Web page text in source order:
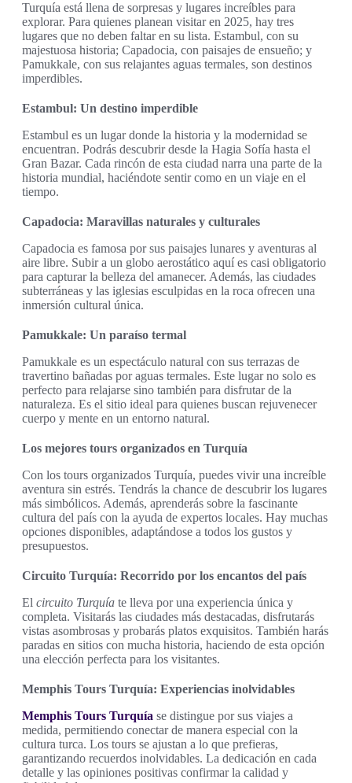
Turquía está llena de sorpresas y lugares increíbles para
explorar. Para quienes planean visitar en 2025, hay tres
lugares que no deben faltar en su lista. Estambul, con su
majestuosa historia; Capadocia, con paisajes de ensueño; y
Pamukkale, con sus relajantes aguas termales, son destinos
imperdibles.
Estambul: Un destino imperdible
Estambul es un lugar donde la historia y la modernidad se
encuentran. Podrás descubrir desde la Hagia Sofía hasta el
Gran Bazar. Cada rincón de esta ciudad narra una parte de la
historia mundial, haciéndote sentir como en un viaje en el
tiempo.
Capadocia: Maravillas naturales y culturales
Capadocia es famosa por sus paisajes lunares y aventuras al
aire libre. Subir a un globo aerostático aquí es casi obligatorio
para capturar la belleza del amanecer. Además, las ciudades
subterráneas y las iglesias esculpidas en la roca ofrecen una
inmersión cultural única.
Pamukkale: Un paraíso termal
Pamukkale es un espectáculo natural con sus terrazas de
travertino bañadas por aguas termales. Este lugar no solo es
perfecto para relajarse sino también para disfrutar de la
naturaleza. Es el sitio ideal para quienes buscan rejuvenecer
cuerpo y mente en un entorno natural.
Los mejores tours organizados en Turquía
Con los tours organizados Turquía, puedes vivir una increíble
aventura sin estrés. Tendrás la chance de descubrir los lugares
más simbólicos. Además, aprenderás sobre la fascinante
cultura del país con la ayuda de expertos locales. Hay muchas
opciones disponibles, adaptándose a todos los gustos y
presupuestos.
Circuito Turquía: Recorrido por los encantos del país
El circuito Turquía te lleva por una experiencia única y
completa. Visitarás las ciudades más destacadas, disfrutarás
vistas asombrosas y probarás platos exquisitos. También harás
paradas en sitios con mucha historia, haciendo de esta opción
una elección perfecta para los visitantes.
Memphis Tours Turquía: Experiencias inolvidables
Memphis Tours Turquía se distingue por sus viajes a
medida, permitiendo conectar de manera especial con la
cultura turca. Los tours se ajustan a lo que prefieras,
garantizando recuerdos inolvidables. La dedicación en cada
detalle y las opiniones positivas confirmar la calidad y